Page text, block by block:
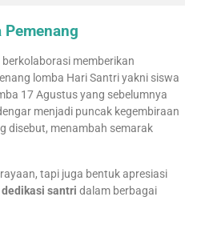
memberikan
lomba Hari Santri yakni siswa
17 Agustus yang sebelumnya
menjadi puncak kegembiraan
disebut, menambah semarak
tapi juga bentuk apresiasi
dedikasi santri dalam berbagai